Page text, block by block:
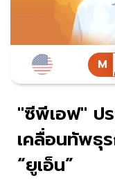
"ซีพีเอฟ" ป
เคลื่อนทัพธุ
“ยูเอ็น”